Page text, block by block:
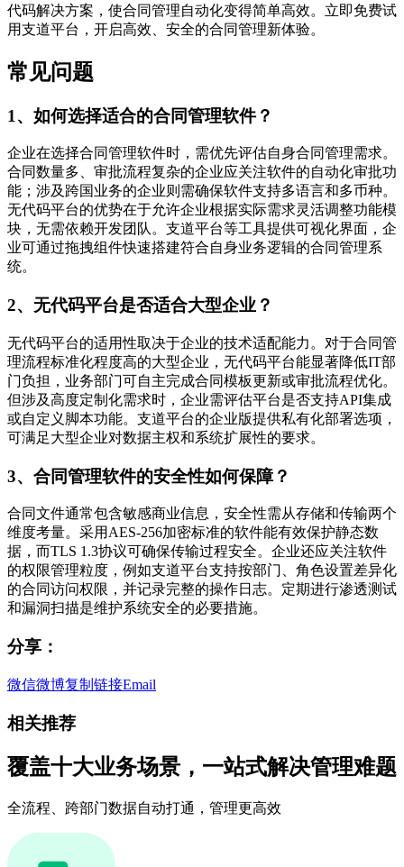
代码解决方案，使合同管理自动化变得简单高效。立即免费试
用支道平台，开启高效、安全的合同管理新体验。
常见问题
1、如何选择适合的合同管理软件？
企业在选择合同管理软件时，需优先评估自身合同管理需求。
合同数量多、审批流程复杂的企业应关注软件的自动化审批功
能；涉及跨国业务的企业则需确保软件支持多语言和多币种。
无代码平台的优势在于允许企业根据实际需求灵活调整功能模
块，无需依赖开发团队。支道平台等工具提供可视化界面，企
业可通过拖拽组件快速搭建符合自身业务逻辑的合同管理系
统。
2、无代码平台是否适合大型企业？
无代码平台的适用性取决于企业的技术适配能力。对于合同管
理流程标准化程度高的大型企业，无代码平台能显著降低IT部
门负担，业务部门可自主完成合同模板更新或审批流程优化。
但涉及高度定制化需求时，企业需评估平台是否支持API集成
或自定义脚本功能。支道平台的企业版提供私有化部署选项，
可满足大型企业对数据主权和系统扩展性的要求。
3、合同管理软件的安全性如何保障？
合同文件通常包含敏感商业信息，安全性需从存储和传输两个
维度考量。采用AES-256加密标准的软件能有效保护静态数
据，而TLS 1.3协议可确保传输过程安全。企业还应关注软件
的权限管理粒度，例如支道平台支持按部门、角色设置差异化
的合同访问权限，并记录完整的操作日志。定期进行渗透测试
和漏洞扫描是维护系统安全的必要措施。
分享：
微信微博复制链接Email
相关推荐
覆盖十大业务场景，一站式解决管理难题
全流程、跨部门数据自动打通，管理更高效